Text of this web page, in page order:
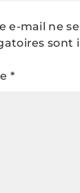
e-mail ne
sont
*